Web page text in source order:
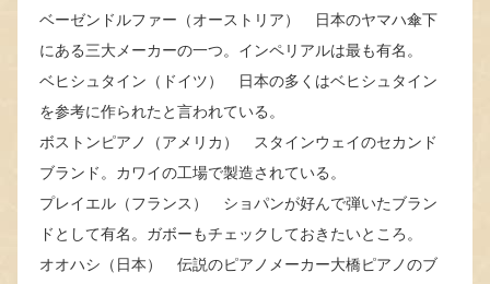
ベーゼンドルファー（オーストリア） 日本のヤマハ傘下
にある三大メーカーの一つ。インペリアルは最も有名。
ベヒシュタイン（ドイツ） 日本の多くはベヒシュタイン
を参考に作られたと言われている。
ボストンピアノ（アメリカ） スタインウェイのセカンド
ブランド。カワイの工場で製造されている。
プレイエル（フランス） ショパンが好んで弾いたブラン
ドとして有名。ガボーもチェックしておきたいところ。
オオハシ（日本） 伝説のピアノメーカー大橋ピアノのブ